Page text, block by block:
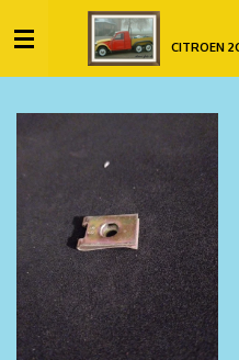
Hauptinhalt
springen
CITROEN